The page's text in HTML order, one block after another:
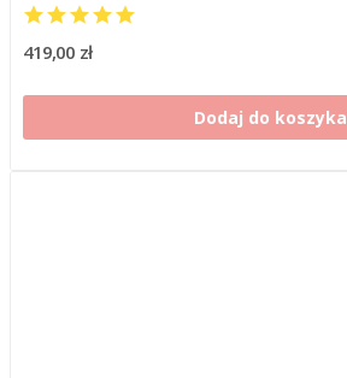
419,00 zł
Dodaj do koszyka